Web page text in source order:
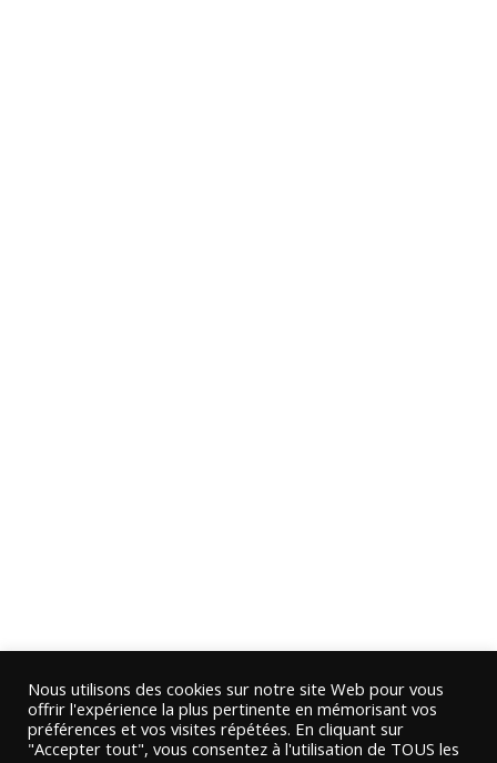
Nous utilisons des cookies sur notre site Web pour vous
offrir l'expérience la plus pertinente en mémorisant vos
préférences et vos visites répétées. En cliquant sur
"Accepter tout", vous consentez à l'utilisation de TOUS les